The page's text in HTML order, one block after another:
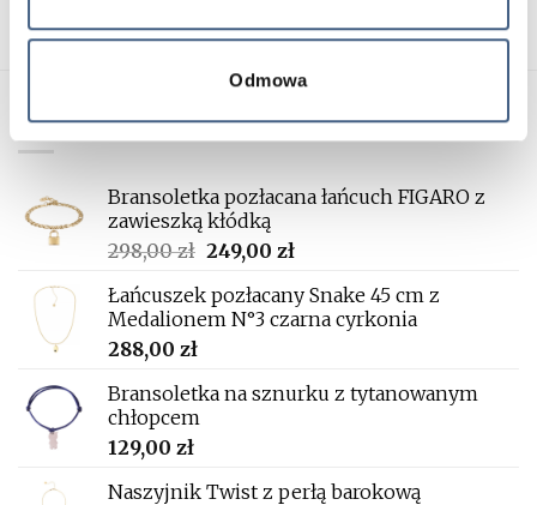
Odmowa
Nowości
Bransoletka pozłacana łańcuch FIGARO z
zawieszką kłódką
298,00zł Original
was:
298,00 zł.
249,00 złCurrent
is:
249,00 zł.
Łańcuszek pozłacany Snake 45 cm z
Medalionem N°3 czarna cyrkonia
288,00 zł
Bransoletka na sznurku z tytanowanym
chłopcem
129,00 zł
Naszyjnik Twist z perłą barokową